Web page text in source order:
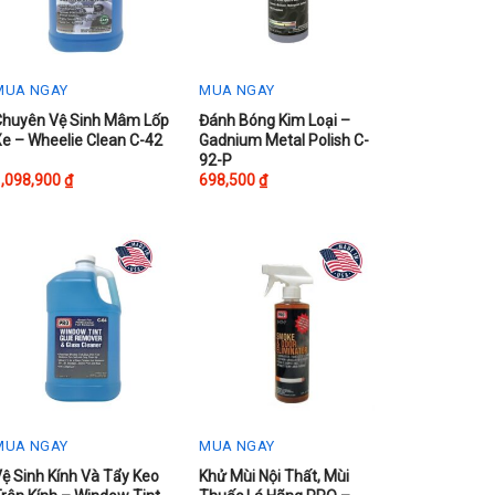
NGAY
Vệ Sinh Mâm Lốp
– Wheelie Clean C-42
₫
MUA NGAY
Đánh Bóng Kim Loại –
Gadnium Metal Polish C-
92-P
698,500₫
NGAY
Sinh Kính Và Tẩy Keo
MUA NGAY
Khử Mùi Nội Thất, Mùi